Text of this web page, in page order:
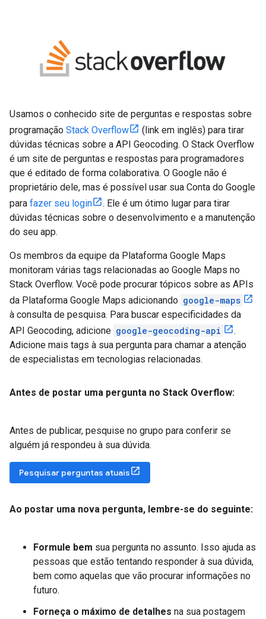
Usamos o conhecido site de perguntas e respostas sobre
programação Stack Overflow
(link em inglês) para tirar
dúvidas técnicas sobre a API Geocoding. O Stack Overflow
é um site de perguntas e respostas para programadores
que é editado de forma colaborativa. O Google não é
proprietário dele, mas é possível usar sua Conta do Google
para fazer seu login
. Ele é um ótimo lugar para tirar
dúvidas técnicas sobre o desenvolvimento e a manutenção
do seu app.
Os membros da equipe da Plataforma Google Maps
monitoram várias tags relacionadas ao Google Maps no
Stack Overflow. Você pode procurar tópicos sobre as APIs
da Plataforma Google Maps adicionando google-maps
à consulta de pesquisa. Para buscar especificidades da
API Geocoding, adicione google-geocoding-api
.
Adicione mais tags à sua pergunta para chamar a atenção
de especialistas em tecnologias relacionadas.
Antes de postar uma pergunta no Stack Overflow:
Antes de publicar, pesquise no grupo para conferir se
alguém já respondeu à sua dúvida.
Pesquisar perguntas atuais
Ao postar uma nova pergunta, lembre-se do seguinte:
Formule bem sua pergunta no assunto. Isso ajuda as
pessoas que estão tentando responder à sua dúvida,
bem como aquelas que vão procurar informações no
futuro.
Forneça o máximo de detalhes na sua postagem